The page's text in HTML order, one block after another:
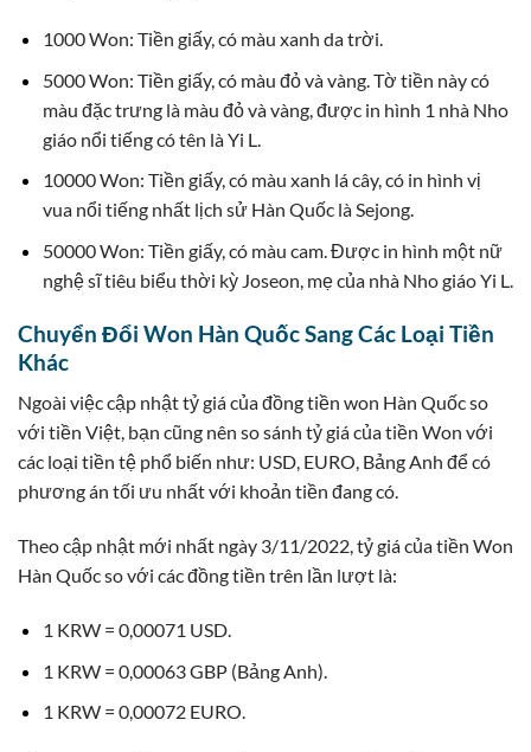
1000 Won: Tiền giấy, có màu xanh da trời.
5000 Won: Tiền giấy, có màu đỏ và vàng. Tờ tiền này có
màu đặc trưng là màu đỏ và vàng, được in hình 1 nhà Nho
giáo nổi tiếng có tên là Yi L.
10000 Won: Tiền giấy, có màu xanh lá cây, có in hình vị
vua nổi tiếng nhất lịch sử Hàn Quốc là Sejong.
50000 Won: Tiền giấy, có màu cam. Được in hình một nữ
nghệ sĩ tiêu biểu thời kỳ Joseon, mẹ của nhà Nho giáo Yi L.
Chuyển Đổi Won Hàn Quốc Sang Các Loại Tiền
Khác
Ngoài việc cập nhật tỷ giá của đồng tiền won Hàn Quốc so
với tiền Việt, bạn cũng nên so sánh tỷ giá của tiền Won với
các loại tiền tệ phổ biến như: USD, EURO, Bảng Anh để có
phương án tối ưu nhất với khoản tiền đang có.
Theo cập nhật mới nhất ngày 3/11/2022, tỷ giá của tiền Won
Hàn Quốc so với các đồng tiền trên lần lượt là:
1 KRW = 0,00071 USD.
1 KRW = 0,00063 GBP (Bảng Anh).
1 KRW = 0,00072 EURO.